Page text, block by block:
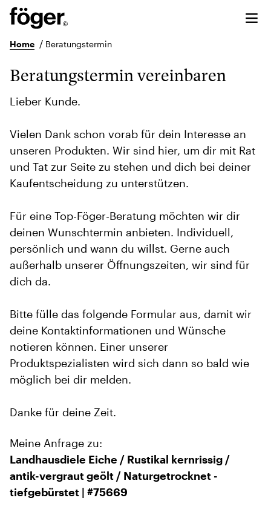
Home / Beratungstermin
Beratungstermin vereinbaren
Lieber Kunde.
Vielen Dank schon vorab für dein Interesse an
unseren Produkten. Wir sind hier, um dir mit Rat
und Tat zur Seite zu stehen und dich bei deiner
Kaufentscheidung zu unterstützen.
Für eine Top-Föger-Beratung möchten wir dir
deinen Wunschtermin anbieten. Individuell,
persönlich und wann du willst. Gerne auch
außerhalb unserer Öffnungszeiten, wir sind für
dich da.
Bitte fülle das folgende Formular aus, damit wir
deine Kontaktinformationen und Wünsche
notieren können. Einer unserer
Produktspezialisten wird sich dann so bald wie
möglich bei dir melden.
Danke für deine Zeit.
Meine Anfrage zu:
Landhausdiele Eiche / Rustikal kernrissig /
antik-vergraut geölt / Naturgetrocknet -
tiefgebürstet | #75669